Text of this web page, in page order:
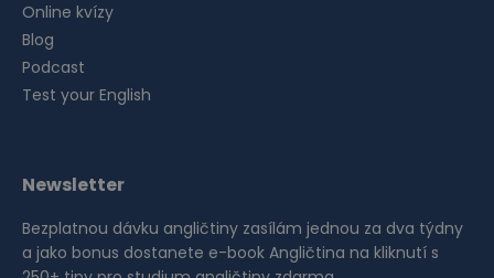
Online kvízy
Blog
Podcast
Test your English
Newsletter
Bezplatnou dávku angličtiny zasílám jednou za dva týdny
a jako bonus dostanete e-book Angličtina na kliknutí s